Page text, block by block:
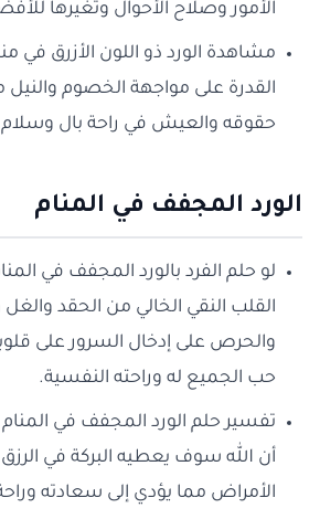
الأمور وصلاح الأحوال وتغيرها
مشاهدة الورد ذو اللون الأزرق في
القدرة على مواجهة الخصوم والنيل
حقوقه والعيش في راحة بال
الورد المجفف في المنام
لو حلم الفرد بالورد المجفف في
القلب النقي الخالي من الحقد والغل
والحرص على إدخال السرور على
حب الجميع له وراحته النفسية.
تفسير حلم الورد المجفف في
أن الله سوف يعطيه البركة في
الأمراض مما يؤدي إلى سعادته